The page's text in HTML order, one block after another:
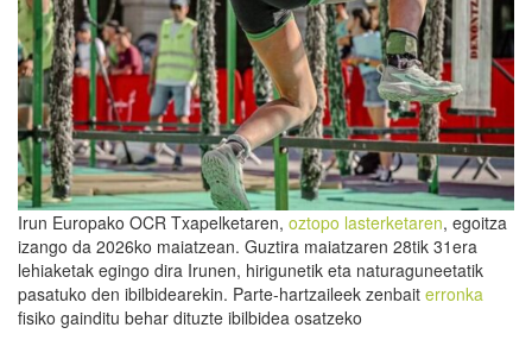
Irun Europako OCR Txapelketaren, oztopo lasterketaren, egoitza
izango da 2026ko maiatzean. Guztira maiatzaren 28tik 31era
lehiaketak egingo dira Irunen, hirigunetik eta naturaguneetatik
pasatuko den ibilbidearekin. Parte-hartzaileek zenbait erronka
fisiko gainditu behar dituzte ibilbidea osatzeko